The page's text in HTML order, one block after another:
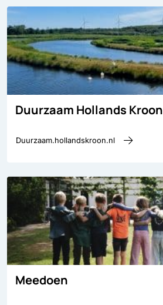
Duurzaam Hollands Kroon
Duurzaam.hollandskroon.nl
Meedoen